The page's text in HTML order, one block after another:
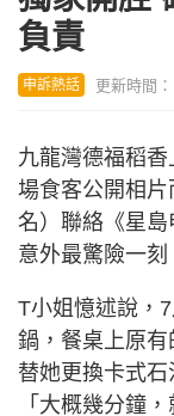
負責
申訴熱話 更新時間
九龍灣德福稻
場食客公開相
名）聯絡《星
意外最驚險一刻
T小姐憶述說，
鍋，餐桌上原
替她更換卡式石
「大概幾分鐘